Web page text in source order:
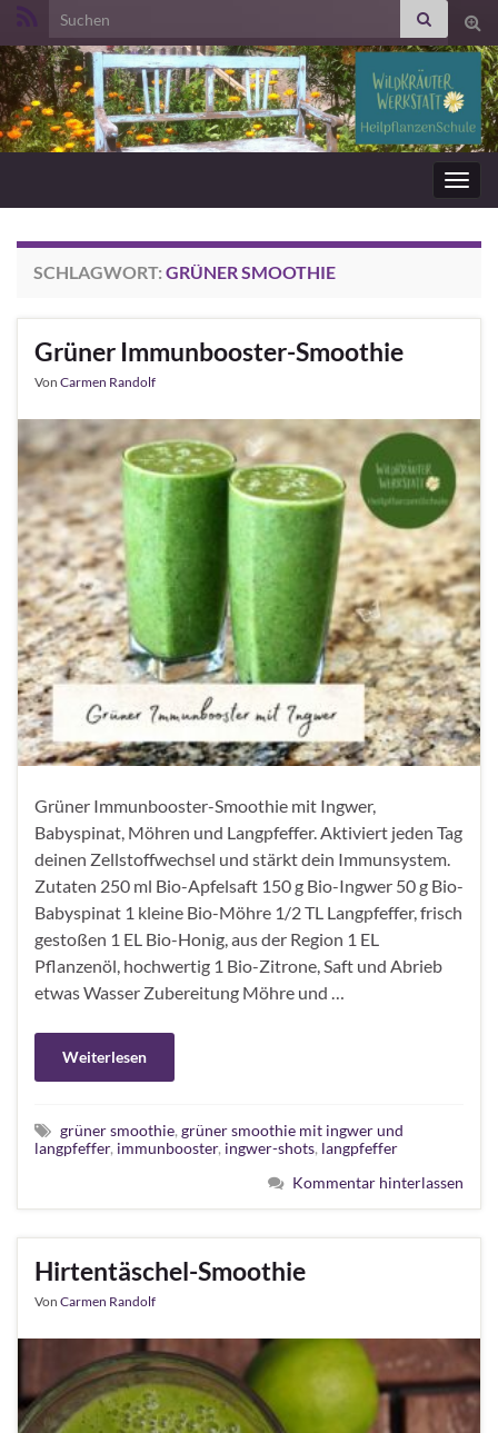
Search for:
SCHLAGWORT: GRÜNER SMOOTHIE
Grüner Immunbooster-Smoothie
Von Carmen Randolf
Grüner Immunbooster-Smoothie mit Ingwer,
Babyspinat, Möhren und Langpfeffer. Aktiviert jeden Tag
deinen Zellstoffwechsel und stärkt dein Immunsystem.
Zutaten 250 ml Bio-Apfelsaft 150 g Bio-Ingwer 50 g Bio-
Babyspinat 1 kleine Bio-Möhre 1/2 TL Langpfeffer, frisch
gestoßen 1 EL Bio-Honig, aus der Region 1 EL
Pflanzenöl, hochwertig 1 Bio-Zitrone, Saft und Abrieb
etwas Wasser Zubereitung Möhre und …
Weiterlesen
grüner smoothie, grüner smoothie mit ingwer und
langpfeffer, immunbooster, ingwer-shots, langpfeffer
Kommentar hinterlassen
Hirtentäschel-Smoothie
Von Carmen Randolf